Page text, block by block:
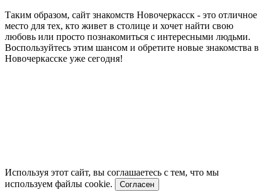
Таким образом, сайт знакомств Новочеркасск - это отличное
место для тех, кто живет в столице и хочет найти свою
любовь или просто познакомиться с интересными людьми.
Воспользуйтесь этим шансом и обретите новые знакомства в
Новочеркасске уже сегодня!
Используя этот сайт, вы соглашаетесь с тем, что мы
используем файлы cookie.
Согласен